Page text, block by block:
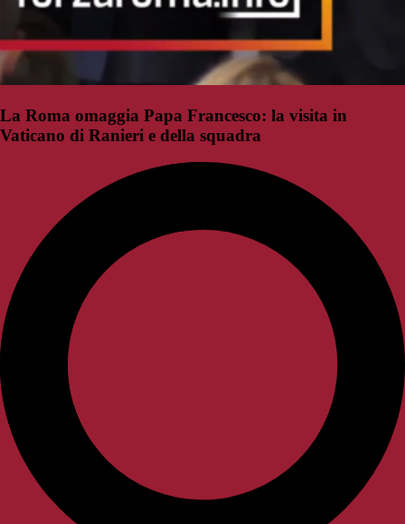
La Roma omaggia Papa Francesco: la visita in
Vaticano di Ranieri e della squadra